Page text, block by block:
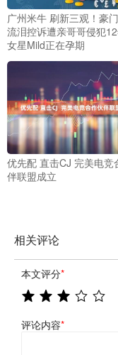
广州米牛 刷新三观！豪
流泪控诉遭亲哥哥侵犯12
女星Mild正在孕期
优先配 直击CJ 完美电竞
伴联盟成立
相关评论
本文评分*
评论内容*